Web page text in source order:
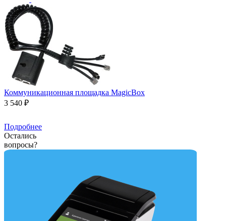
Коммуникационная площадка MagicBox
3 540 ₽
Подробнее
Остались
вопросы?